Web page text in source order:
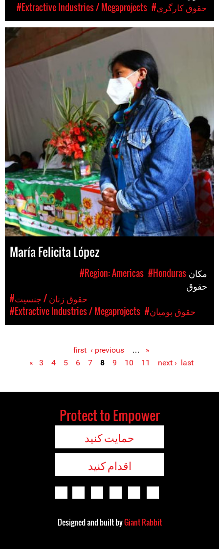
#Extractive Industries / Megaprojects
#حقوق کارگری
María Felicita López
#Region: Americas #Honduras
#حقوق زنان / جنسیت
#Extractive Industries / Megaprojects
#حقوق بومیان
Pages
« first
‹ previous
…
3
4 5 6 7 8 9 10 11 next › last »
Protect to Empower
حمایت کنید
اقدام کنید
Designed and built byGiant Rabbit